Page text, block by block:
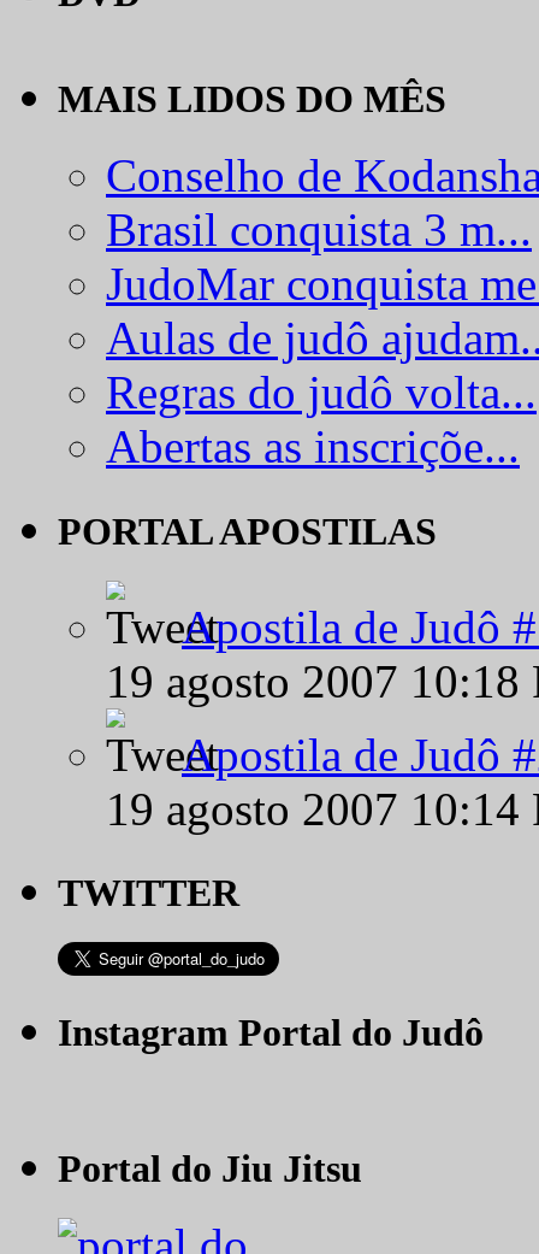
MAIS LIDOS DO MÊS
Conselho de
Brasil conquista 3 m...
JudoMar conquista
Aulas de judô
Regras do judô volta...
Abertas as inscriçõe...
PORTAL APOSTILAS
Apostila de Judô
19 agosto 2007
Apostila de Judô
19 agosto 2007
TWITTER
Instagram Portal do Judô
Portal do Jiu Jitsu